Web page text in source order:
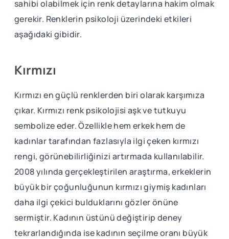
sahibi olabilmek için renk detaylarına hakim olmak
gerekir. Renklerin psikoloji üzerindeki etkileri
aşağıdaki gibidir.
Kırmızı
Kırmızı en güçlü renklerden biri olarak karşımıza
çıkar. Kırmızı renk psikolojisi aşk ve tutkuyu
sembolize eder. Özellikle hem erkek hem de
kadınlar tarafından fazlasıyla ilgi çeken kırmızı
rengi, görünebilirliğinizi artırmada kullanılabilir.
2008 yılında gerçekleştirilen araştırma, erkeklerin
büyük bir çoğunluğunun kırmızı giymiş kadınları
daha ilgi çekici bulduklarını gözler önüne
sermiştir. Kadının üstünü değiştirip deney
tekrarlandığında ise kadının seçilme oranı büyük